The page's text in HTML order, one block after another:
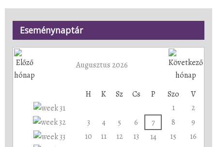
Eseménynaptár
Augusztus 2026
H K Sz Cs P Szo
V
1
2
3
4 5 6 7 8
9
10
11 12 13 14 15
16